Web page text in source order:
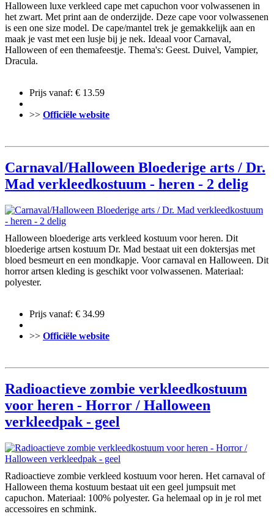
Halloween luxe verkleed cape met capuchon voor volwassenen in
het zwart. Met print aan de onderzijde. Deze cape voor volwassenen
is een one size model. De cape/mantel trek je gemakkelijk aan en
maak je vast met een lusje bij je nek. Ideaal voor Carnaval,
Halloween of een themafeestje. Thema's: Geest. Duivel, Vampier,
Dracula.
Prijs vanaf: € 13.59
>> Officiële website
Carnaval/Halloween Bloederige arts / Dr.
Mad verkleedkostuum - heren - 2 delig
Halloween bloederige arts verkleed kostuum voor heren. Dit
bloederige artsen kostuum Dr. Mad bestaat uit een doktersjas met
bloed besmeurt en een mondkapje. Voor carnaval en Halloween. Dit
horror artsen kleding is geschikt voor volwassenen. Materiaal:
polyester.
Prijs vanaf: € 34.99
>> Officiële website
Radioactieve zombie verkleedkostuum
voor heren - Horror / Halloween
verkleedpak - geel
Radioactieve zombie verkleed kostuum voor heren. Het carnaval of
Halloween thema kostuum bestaat uit een geel jumpsuit met
capuchon. Materiaal: 100% polyester. Ga helemaal op in je rol met
accessoires en schmink.